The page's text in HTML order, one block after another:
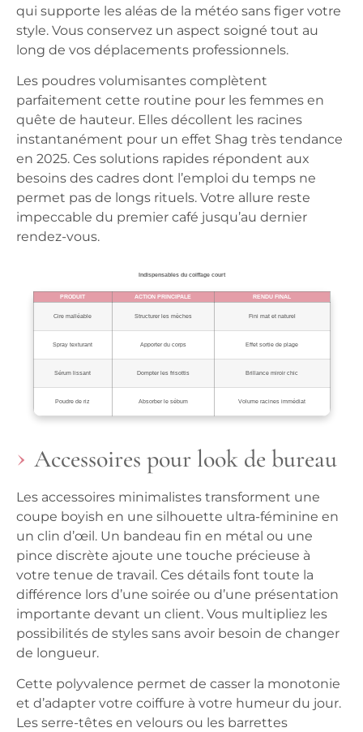
qui supporte les aléas de la météo sans figer votre
style. Vous conservez un aspect soigné tout au
long de vos déplacements professionnels.
Les poudres volumisantes complètent
parfaitement cette routine pour les femmes en
quête de hauteur. Elles décollent les racines
instantanément pour un effet Shag très tendance
en 2025. Ces solutions rapides répondent aux
besoins des cadres dont l’emploi du temps ne
permet pas de longs rituels. Votre allure reste
impeccable du premier café jusqu’au dernier
rendez-vous.
Indispensables du coiffage court
PRODUIT ACTION PRINCIPALE RENDU FINAL
Cire malléable Structurer les mèches Fini mat et naturel
Spray texturant Apporter du corps Effet sortie de plage
Sérum lissant Dompter les frisottis Brillance miroir chic
Poudre de riz Absorber le sébum Volume racines immédiat
Accessoires pour look de bureau
Les accessoires minimalistes transforment une
coupe boyish en une silhouette ultra-féminine en
un clin d’œil. Un bandeau fin en métal ou une
pince discrète ajoute une touche précieuse à
votre tenue de travail. Ces détails font toute la
différence lors d’une soirée ou d’une présentation
importante devant un client. Vous multipliez les
possibilités de styles sans avoir besoin de changer
de longueur.
Cette polyvalence permet de casser la monotonie
et d’adapter votre coiffure à votre humeur du jour.
Les serre-têtes en velours ou les barrettes